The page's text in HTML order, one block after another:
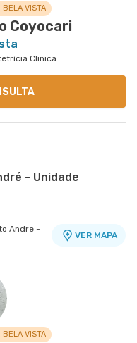
BELA VISTA
Coyocari
Clinica
- Unidade
Andre -
VER MAPA
BELA VISTA